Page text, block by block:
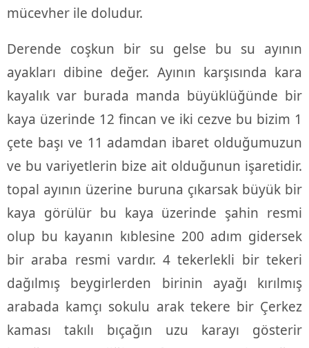
mücevher ile doludur.
Derende coşkun bir su gelse bu su ayının
ayakları dibine değer. Ayının karşısında kara
kayalık var burada manda büyüklüğünde bir
kaya üzerinde 12 fincan ve iki cezve bu bizim 1
çete başı ve 11 adamdan ibaret olduğumuzun
ve bu variyetlerin bize ait olduğunun işaretidir.
topal ayının üzerine buruna çıkarsak büyük bir
kaya görülür bu kaya üzerinde şahin resmi
olup bu kayanın kıblesine 200 adım gidersek
bir araba resmi vardır. 4 tekerlekli bir tekeri
dağılmış beygirlerden birinin ayağı kırılmış
arabada kamçı sokulu arak tekere bir Çerkez
kaması takılı bıçağın uzu karayı gösterir